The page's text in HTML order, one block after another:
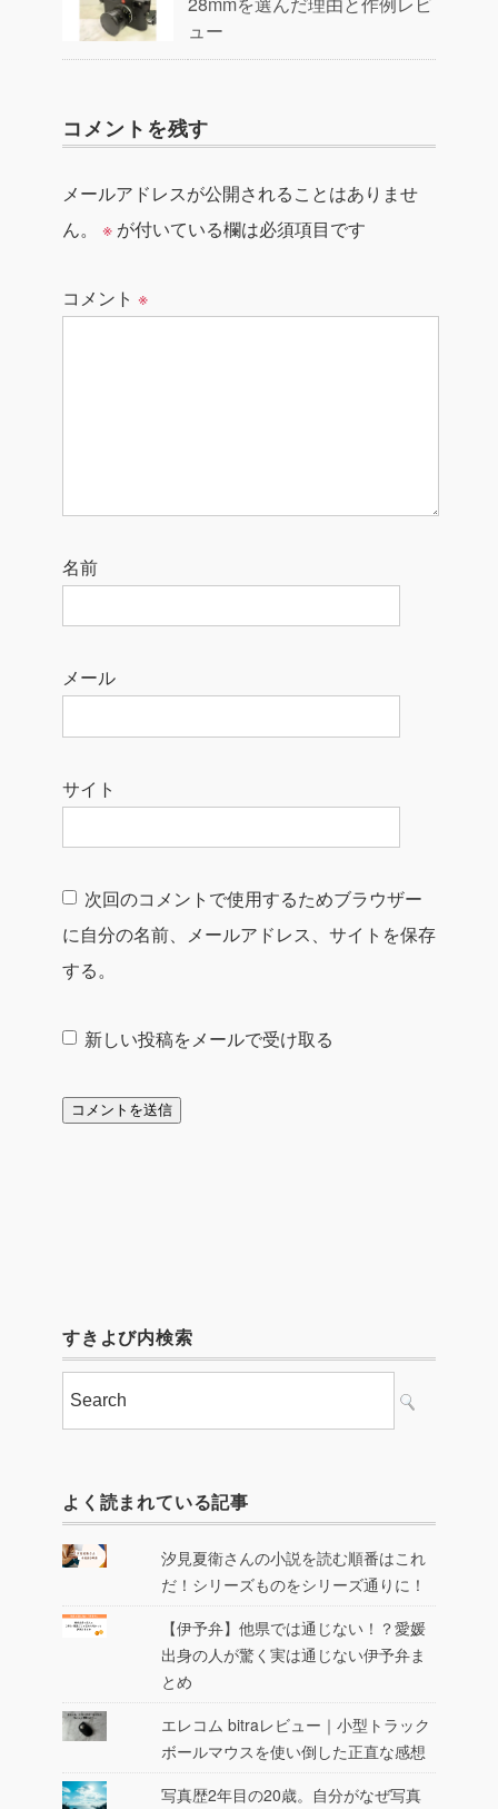
ュー
コメントを残す
メールアドレスが公開されることはありませ
ん。
※ が付いている欄は必須項目です
コメント ※
名前
メール
サイト
次回のコメントで使用するためブラウザー
に自分の名前、メールアドレス、サイトを保存
する。
新しい投稿をメールで受け取る
すきよび内検索
よく読まれている記事
汐見夏衛さんの小説を読む順番はこれ
だ！シリーズものをシリーズ通りに！
【伊予弁】他県では通じない！？愛媛
出身の人が驚く実は通じない伊予弁ま
とめ
エレコム bitraレビュー｜小型トラック
ボールマウスを使い倒した正直な感想
写真歴2年目の20歳。自分がなぜ写真